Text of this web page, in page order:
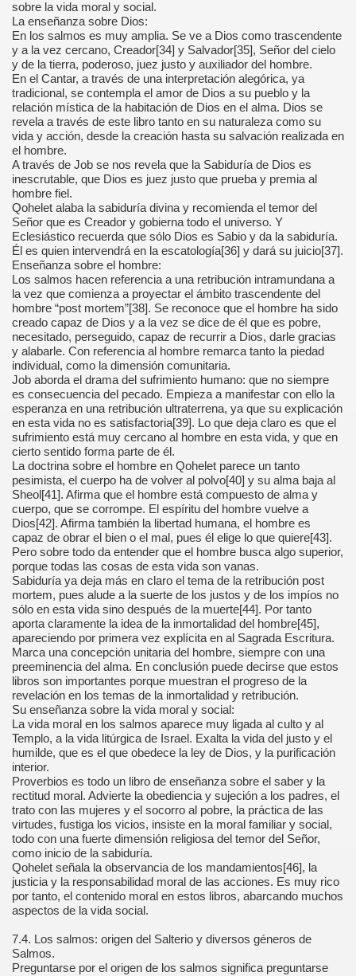
sobre la vida moral y social.
La enseñanza sobre Dios:
En los salmos es muy amplia. Se ve a Dios como trascendente
y a la vez cercano, Creador[34] y Salvador[35], Señor del cielo
y de la tierra, poderoso, juez justo y auxiliador del hombre.
En el Cantar, a través de una interpretación alegórica, ya
tradicional, se contempla el amor de Dios a su pueblo y la
relación mística de la habitación de Dios en el alma. Dios se
revela a través de este libro tanto en su naturaleza como su
vida y acción, desde la creación hasta su salvación realizada en
el hombre.
A través de Job se nos revela que la Sabiduría de Dios es
inescrutable, que Dios es juez justo que prueba y premia al
hombre fiel.
Qohelet alaba la sabiduría divina y recomienda el temor del
Señor que es Creador y gobierna todo el universo. Y
Eclesiástico recuerda que sólo Dios es Sabio y da la sabiduría.
Él es quien intervendrá en la escatología[36] y dará su juicio[37].
Enseñanza sobre el hombre:
Los salmos hacen referencia a una retribución intramundana a
la vez que comienza a proyectar el ámbito trascendente del
hombre “post mortem”[38]. Se reconoce que el hombre ha sido
creado capaz de Dios y a la vez se dice de él que es pobre,
necesitado, perseguido, capaz de recurrir a Dios, darle gracias
y alabarle. Con referencia al hombre remarca tanto la piedad
individual, como la dimensión comunitaria.
Job aborda el drama del sufrimiento humano: que no siempre
es consecuencia del pecado. Empieza a manifestar con ello la
esperanza en una retribución ultraterrena, ya que su explicación
en esta vida no es satisfactoria[39]. Lo que deja claro es que el
sufrimiento está muy cercano al hombre en esta vida, y que en
cierto sentido forma parte de él.
La doctrina sobre el hombre en Qohelet parece un tanto
pesimista, el cuerpo ha de volver al polvo[40] y su alma baja al
Sheol[41]. Afirma que el hombre está compuesto de alma y
cuerpo, que se corrompe. El espíritu del hombre vuelve a
Dios[42]. Afirma también la libertad humana, el hombre es
capaz de obrar el bien o el mal, pues él elige lo que quiere[43].
Pero sobre todo da entender que el hombre busca algo superior,
porque todas las cosas de esta vida son vanas.
Sabiduría ya deja más en claro el tema de la retribución post
mortem, pues alude a la suerte de los justos y de los impíos no
sólo en esta vida sino después de la muerte[44]. Por tanto
aporta claramente la idea de la inmortalidad del hombre[45],
apareciendo por primera vez explícita en al Sagrada Escritura.
Marca una concepción unitaria del hombre, siempre con una
preeminencia del alma. En conclusión puede decirse que estos
libros son importantes porque muestran el progreso de la
revelación en los temas de la inmortalidad y retribución.
Su enseñanza sobre la vida moral y social:
La vida moral en los salmos aparece muy ligada al culto y al
Templo, a la vida litúrgica de Israel. Exalta la vida del justo y el
humilde, que es el que obedece la ley de Dios, y la purificación
interior.
Proverbios es todo un libro de enseñanza sobre el saber y la
rectitud moral. Advierte la obediencia y sujeción a los padres, el
trato con las mujeres y el socorro al pobre, la práctica de las
virtudes, fustiga los vicios, insiste en la moral familiar y social,
todo con una fuerte dimensión religiosa del temor del Señor,
como inicio de la sabiduría.
Qohelet señala la observancia de los mandamientos[46], la
justicia y la responsabilidad moral de las acciones. Es muy rico
por tanto, el contenido moral en estos libros, abarcando muchos
aspectos de la vida social.
7.4. Los salmos: origen del Salterio y diversos géneros de
Salmos.
Preguntarse por el origen de los salmos significa preguntarse